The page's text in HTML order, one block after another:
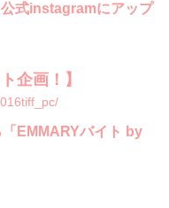
公式instagramにアップ
企画！】
EMMARYバイト by